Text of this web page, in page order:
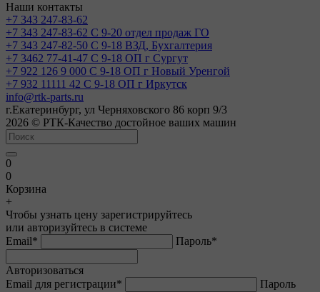
Наши контакты
+7 343 247-83-62
+7 343 247-83-62 С 9-20 отдел продаж ГО
+7 343 247-82-50 С 9-18 ВЗД, Бухгалтерия
+7 3462 77-41-47 С 9-18 ОП г Сургут
+7 922 126 9 000 С 9-18 ОП г Новый Уренгой
+7 932 11111 42 С 9-18 ОП г Иркутск
info@rtk-parts.ru
г.Екатеринбург, ул Черняховского 86 корп 9/3
2026 © РТК-Качество достойное ваших машин
0
0
Корзина
+
Чтобы узнать цену зарегистрируйтесь
или авторизуйтесь в системе
Email* Пароль*
Авторизоваться
Email для регистрации*
Пароль